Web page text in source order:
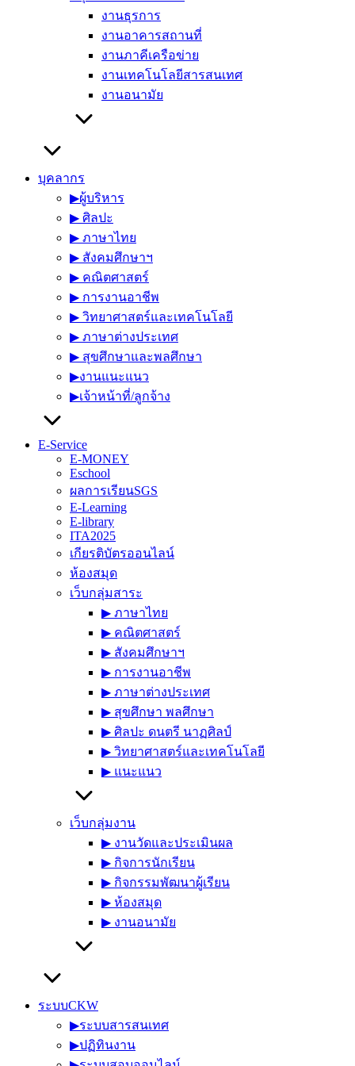
งานธุรการ
งานอาคารสถานที่
งานภาคีเครือข่าย
งานเทคโนโลยีสารสนเทศ
งานอนามัย
บุคลากร
▶︎ผู้บริหาร
▶︎ ศิลปะ
▶︎ ภาษาไทย
▶︎ สังคมศึกษาฯ
▶︎ คณิตศาสตร์
▶︎ การงานอาชีพ
▶︎ วิทยาศาสตร์และเทคโนโลยี
▶︎ ภาษาต่างประเทศ
▶︎ สุขศึกษาและพลศึกษา
▶︎งานแนะแนว
▶︎เจ้าหน้าที่/ลูกจ้าง
E-Service
E-MONEY
Eschool
ผลการเรียนSGS
E-Learning
E-library
ITA2025
เกียรติบัตรออนไลน์
ห้องสมุด
เว็บกลุ่มสาระ
▶︎ ภาษาไทย
▶︎ คณิตศาสตร์
▶︎ สังคมศึกษาฯ
▶︎ การงานอาชีพ
▶︎ ภาษาต่างประเทศ
▶︎ สุขศึกษา พลศึกษา
▶︎ ศิลปะ ดนตรี นาฏศิลป์
▶︎ วิทยาศาสตร์และเทคโนโลยี
▶︎ แนะแนว
เว็บกลุ่มงาน
▶︎ งานวัดและประเมินผล
▶︎ กิจการนักเรียน
▶︎ กิจกรรมพัฒนาผู้เรียน
▶︎ ห้องสมุด
▶︎ งานอนามัย
ระบบCKW
▶︎ระบบสารสนเทศ
▶︎ปฏิทินงาน